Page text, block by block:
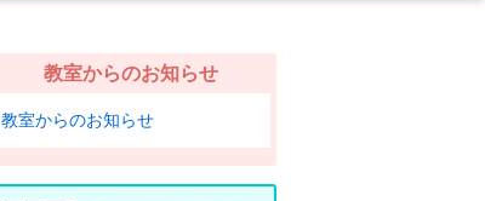
教室からのお知らせ
教室からのお知らせ